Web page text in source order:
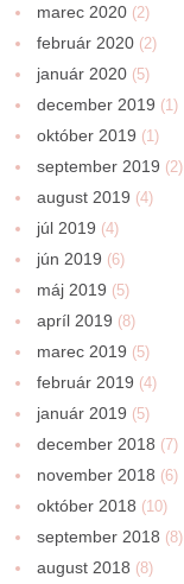
marec 2020 (2)
február 2020 (2)
január 2020 (5)
december 2019 (1)
október 2019 (1)
september 2019 (2)
august 2019 (4)
júl 2019 (4)
jún 2019 (6)
máj 2019 (5)
apríl 2019 (8)
marec 2019 (5)
február 2019 (4)
január 2019 (5)
december 2018 (7)
november 2018 (6)
október 2018 (10)
september 2018 (8)
august 2018 (8)